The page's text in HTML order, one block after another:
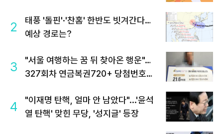
2
태풍 '돌핀'·'찬홈' 한반도 빗겨간다…
예상 경로는?
3
"서울 여행하는 꿈 뒤 찾아온 행운"…
327회차 연금복권720+ 당첨번호조
4
"이재명 탄핵, 얼마 안 남았다"...'윤석
열 탄핵' 맞힌 무당, '성지글' 등장